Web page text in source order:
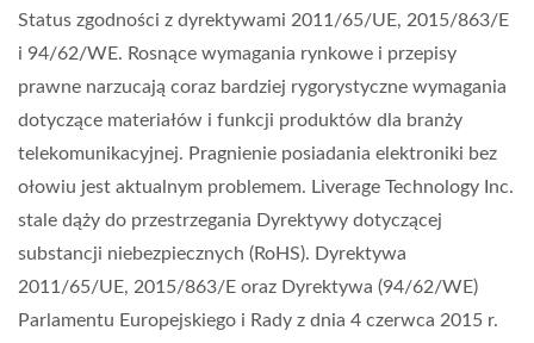
Status zgodności z dyrektywami 2011/65/UE, 2015/863/E
i 94/62/WE. Rosnące wymagania rynkowe i przepisy
prawne narzucają coraz bardziej rygorystyczne wymagania
dotyczące materiałów i funkcji produktów dla branży
telekomunikacyjnej. Pragnienie posiadania elektroniki bez
ołowiu jest aktualnym problemem. Liverage Technology Inc.
stale dąży do przestrzegania Dyrektywy dotyczącej
substancji niebezpiecznych (RoHS). Dyrektywa
2011/65/UE, 2015/863/E oraz Dyrektywa (94/62/WE)
Parlamentu Europejskiego i Rady z dnia 4 czerwca 2015 r.